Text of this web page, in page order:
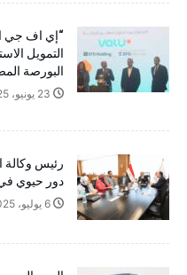
“إي اف جي
التمويل
البورصة
23 يونيو، 2025
رئيس وكالة
دور حيوي في
6 يوليو، 2025